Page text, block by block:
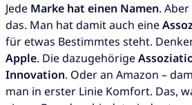
Jede Marke hat einen Namen.
das. Man hat damit auch eine
für etwas Bestimmtes steht.
Apple. Die dazugehörige
Innovation. Oder an Amazon –
man in erster Linie Komfort. Das,